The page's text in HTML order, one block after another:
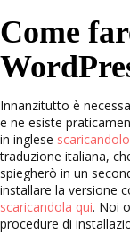
Come
Innanzitutto è
e ne esiste
in inglese
traduzione italiana,
spiegherò in un
installare la versione
scaricandola qui. Noi
procedure di